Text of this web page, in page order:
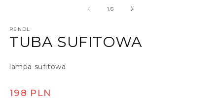
1/z5
RENDL
TUBA SUFITOWA
lampa sufitowa
Cena regularna
198 PLN